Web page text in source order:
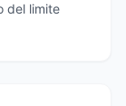
del limite